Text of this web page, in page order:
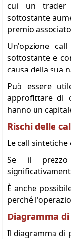
cui un trader
sottostante
premio
Un'opzione
sottostante e
causa della sua
Può essere
approfittare di
hanno un
Rischi delle
Le call
Se il prezzo
È anche
perché
Diagramma
Il diagramma di